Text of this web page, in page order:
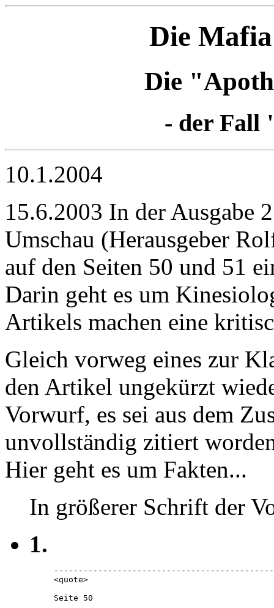
Die
Die
- der Fall
10.1.2004
15.6.2003 In der Ausgabe
Umschau (Herausgeber
auf den Seiten 50 und 51
Darin geht es um
Artikels machen eine
Gleich vorweg eines zur
den Artikel ungekürzt
Vorwurf, es sei aus dem
unvollständig zitiert
Hier geht es um Fakten...
In größerer Schrift der
1.
<quote>
Seite 50